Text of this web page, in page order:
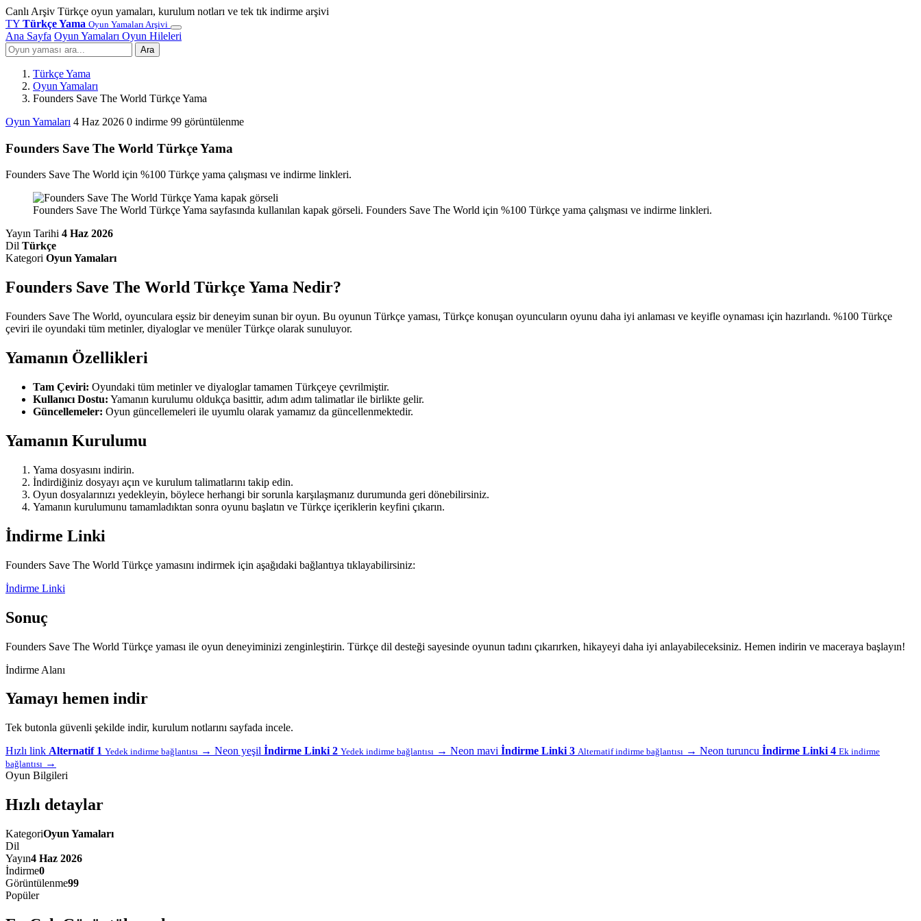
Canlı Arşiv Türkçe oyun yamaları, kurulum notları ve tek tık indirme arşivi
TY Türkçe Yama Oyun Yamaları Arşivi
Ana Sayfa Oyun Yamaları Oyun Hileleri
Ara
Türkçe Yama
Oyun Yamaları
Founders Save The World Türkçe Yama
Oyun Yamaları 4 Haz 2026 0 indirme 99 görüntülenme
Founders Save The World Türkçe Yama
Founders Save The World için %100 Türkçe yama çalışması ve indirme linkleri.
Founders Save The World Türkçe Yama sayfasında kullanılan kapak görseli. Founders Save The World için %100 Türkçe yama çalışması ve indirme linkleri.
Yayın Tarihi 4 Haz 2026
Dil Türkçe
Kategori Oyun Yamaları
Founders Save The World Türkçe Yama Nedir?
Founders Save The World, oyunculara eşsiz bir deneyim sunan bir oyun. Bu oyunun Türkçe yaması, Türkçe konuşan oyuncuların oyunu daha iyi anlaması ve keyifle oynaması için hazırlandı. %100 Türkçe
çeviri ile oyundaki tüm metinler, diyaloglar ve menüler Türkçe olarak sunuluyor.
Yamanın Özellikleri
Tam Çeviri: Oyundaki tüm metinler ve diyaloglar tamamen Türkçeye çevrilmiştir.
Kullanıcı Dostu: Yamanın kurulumu oldukça basittir, adım adım talimatlar ile birlikte gelir.
Güncellemeler: Oyun güncellemeleri ile uyumlu olarak yamamız da güncellenmektedir.
Yamanın Kurulumu
Yama dosyasını indirin.
İndirdiğiniz dosyayı açın ve kurulum talimatlarını takip edin.
Oyun dosyalarınızı yedekleyin, böylece herhangi bir sorunla karşılaşmanız durumunda geri dönebilirsiniz.
Yamanın kurulumunu tamamladıktan sonra oyunu başlatın ve Türkçe içeriklerin keyfini çıkarın.
İndirme Linki
Founders Save The World Türkçe yamasını indirmek için aşağıdaki bağlantıya tıklayabilirsiniz:
İndirme Linki
Sonuç
Founders Save The World Türkçe yaması ile oyun deneyiminizi zenginleştirin. Türkçe dil desteği sayesinde oyunun tadını çıkarırken, hikayeyi daha iyi anlayabileceksiniz. Hemen indirin ve maceraya başlayın!
İndirme Alanı
Yamayı hemen indir
Tek butonla güvenli şekilde indir, kurulum notlarını sayfada incele.
Hızlı link Alternatif 1 Yedek indirme bağlantısı → Neon yeşil İndirme Linki 2 Yedek indirme bağlantısı → Neon mavi İndirme Linki 3 Alternatif indirme bağlantısı → Neon turuncu İndirme Linki 4 Ek indirme
bağlantısı →
Oyun Bilgileri
Hızlı detaylar
KategoriOyun Yamaları
Dil
Yayın4 Haz 2026
İndirme0
Görüntülenme99
Popüler